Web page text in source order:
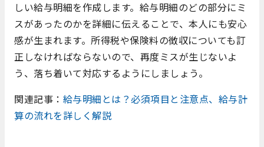
しい給与明細を作成します。給与明細のどの部分にミ
スがあったのかを詳細に伝えることで、本人にも安心
感が生まれます。所得税や保険料の徴収についても訂
正しなければならないので、再度ミスが生じないよ
う、落ち着いて対応するようにしましょう。
関連記事： 給与明細とは？必須項目と注意点、給与計
算の流れを詳しく解説